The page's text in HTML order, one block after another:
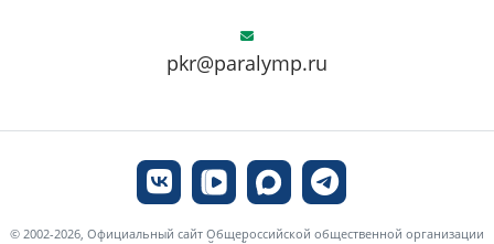
pkr@paralymp.ru
© 2002-2026, Официальный сайт Общероссийской общественной организации